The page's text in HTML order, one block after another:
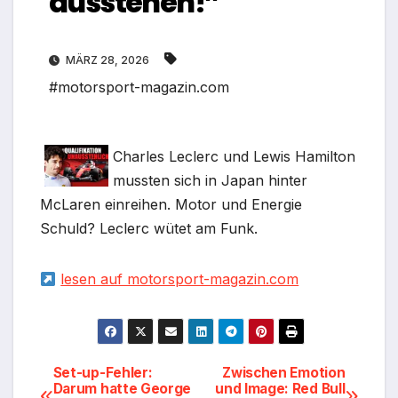
MÄRZ 28, 2026
#motorsport-magazin.com
Charles Leclerc und Lewis Hamilton
mussten sich in Japan hinter
McLaren einreihen. Motor und Energie
Schuld? Leclerc wütet am Funk.
lesen auf motorsport-magazin.com
Beitragsnavigation
Zwischen Emotion
und Image: Red Bull
Set-up-Fehler:
Darum hatte George